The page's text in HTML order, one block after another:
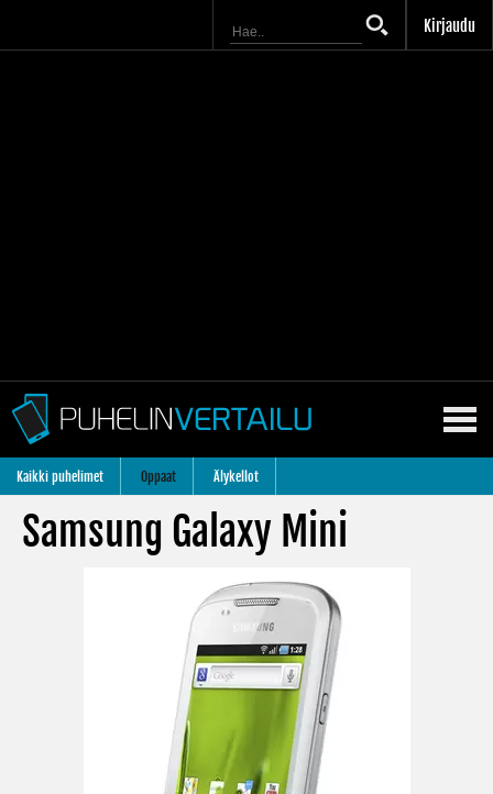
Kirjaudu
Kaikki puhelimet Oppaat Älykellot
Samsung Galaxy Mini